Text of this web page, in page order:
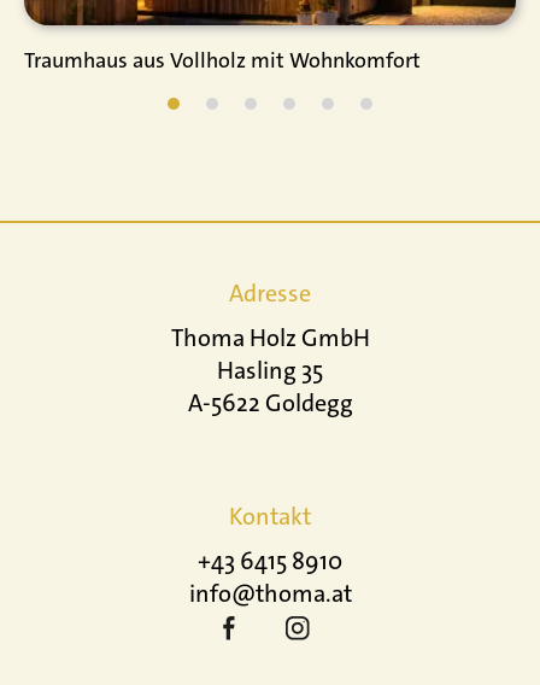
Traumhaus aus Vollholz mit Wohnkomfort
Adresse
Thoma Holz GmbH
Hasling 35
A-5622 Goldegg
Kontakt
+43 6415 8910
info@thoma.at